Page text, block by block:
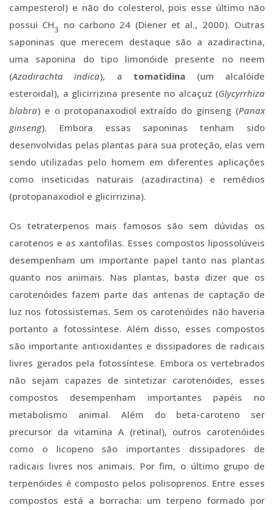
campesterol) e não do colesterol, pois esse último não
possui CH3 no carbono 24 (Diener et al., 2000). Outras
saponinas que merecem destaque são a azadiractina,
uma saponina do tipo limonóide presente no neem
(Azadirachta indica), a tomatidina (um alcalóide
esteroidal), a glicirrizina presente no alcaçuz (Glycyrrhiza
blabra) e o protopanaxodiol extraído do ginseng (Panax
ginseng). Embora essas saponinas tenham sido
desenvolvidas pelas plantas para sua proteção, elas vem
sendo utilizadas pelo homem em diferentes aplicações
como inseticidas naturais (azadiractina) e remédios
(protopanaxodiol e glicirrizina).
Os tetraterpenos mais famosos são sem dúvidas os
carotenos e as xantofilas. Esses compostos lipossolúveis
desempenham um importante papel tanto nas plantas
quanto nos animais. Nas plantas, basta dizer que os
carotenóides fazem parte das antenas de captação de
luz nos fotossistemas. Sem os carotenóides não haveria
portanto a fotossíntese. Além disso, esses compostos
são importante antioxidantes e dissipadores de radicais
livres gerados pela fotossíntese. Embora os vertebrados
não sejam capazes de sintetizar carotenóides, esses
compostos desempenham importantes papéis no
metabolismo animal. Além do beta-caroteno ser
precursor da vitamina A (retinal), outros carotenóides
como o licopeno são importantes dissipadores de
radicais livres nos animais. Por fim, o último grupo de
terpenóides é composto pelos polisoprenos. Entre esses
compostos está a borracha: um terpeno formado por